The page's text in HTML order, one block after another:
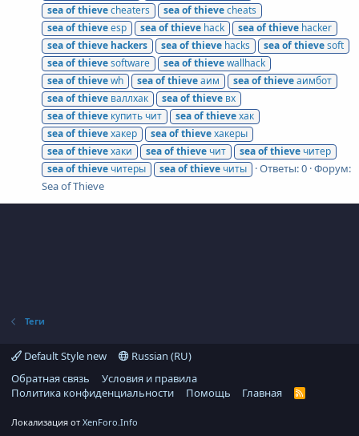
seaofthievecheaters seaofthievecheats
seaofthieveesp seaofthieve hack seaofthieve hacker
seaofthieve hackers seaofthieve hacks seaofthievesoft
seaofthievesoftware seaofthievewallhack
seaofthievewh seaofthieveаим seaofthieveаимбот
seaofthieve валлхак seaofthieve вх
seaofthieve купить чит seaofthieveхак
seaofthieveхакер seaofthieveхакеры
seaofthieveхаки seaofthieve чит seaofthieve читер
seaofthieve читеры seaofthieve читы Ответы: 0 Форум:
Sea of Thieve
Теги
Default Style new
Russian (RU)
Обратная связь
Условия и правила
Политика конфиденциальности
Помощь Главная
R
Локализация от XenForo.Info